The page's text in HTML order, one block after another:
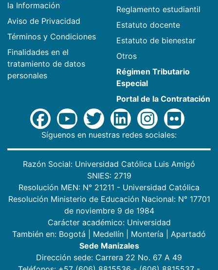
la Información
Aviso de Privacidad
Términos y Condiciones
Finalidades en el
tratamiento de datos
personales
Reglamento estudiantil
Estatuto docente
Estatuto de bienestar
Otros
Régimen Tributario
Especial
Portal de la Contratación
Síguenos en nuestras redes sociales:
Razón Social: Universidad Católica Luis Amigó
SNIES: 2719
Resolución MEN: N° 21211 - Universidad Católica
Resolución Ministerio de Educación Nacional: N° 17701
de noviembre 9 de 1984
Carácter académico: Universidad
También en: Bogotá Medellín Montería
Apartadó
Sede Manizales
Dirección sede: Carrera 22 No. 67 A 49